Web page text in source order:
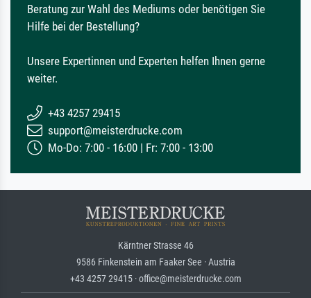
Beratung zur Wahl des Mediums oder benötigen Sie
Hilfe bei der Bestellung?
Unsere Expertinnen und Experten helfen Ihnen gerne
weiter.
+43 4257 29415
support@meisterdrucke.com
Mo-Do: 7:00 - 16:00 | Fr: 7:00 - 13:00
Kärntner Strasse 46
9586 Finkenstein am Faaker See · Austria
+43 4257 29415 · office@meisterdrucke.com